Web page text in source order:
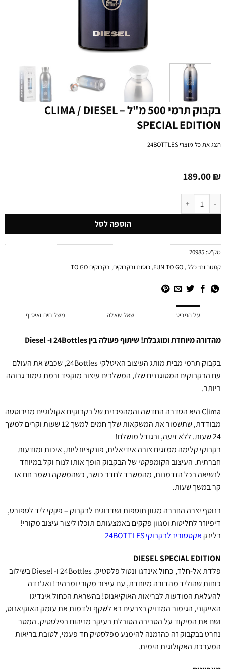
בקבוק תרמי 500 מ"ל CLIMA / DIESEL –
SPECIAL EDITION
הצג את כל מוצרי24BOTTLES
189.00₪
כמות של בקבוק תרמי 500 מ"ל CLIMA / DIESEL - SPECIAL EDITION
הוספה לסל
מק"ט:20985
קטגוריות:כללי,
FUN TO GO
,כוסות ובקבוקים,בקבוקים TO GO
על הפריט שאל שאלה משלוחים ואיסוף
מהדורה מיוחדת ומוגבלת! שיתוף פעולה בין 24Bottles ו- Diesel
בקבוק תרמי מבית מותג העיצוב האיטלקי 24Bottles, שכבש את העולם
עם הבקבוקים המסוגננים שלו, המשלבים עיצוב מוקפד ורמת גימור גבוהה
ביותר.
Clima היא הסדרה החדשה והמהפכנית של בקבוקים אקולוגיים מנירוסטה
מבודדת, שתשמור את המשקאות שלך חמים למשך 12 שעות וקרים למשך
24 שעות. ללא זיעה, ובגודל מושלם!
בקבוקי קלימה ממזגים צורה אידיאלית, פונקציונליות, איכות ומודעות
חברתית. העיצוב הקומפקטי של הבקבוק הופך אותו לנוח וקל במיוחד
לנשיאה בכל הזדמנות, מהמשרד לחדר כושר, כשהמשקה נשמר חם או
קר במשך שעות.
בנוסף יצרה החברה מגוון תוספות ושדרוגים לבקבוק – פקקי ליד לספורט,
דיפיוזר לחליטות ומגוון פקקים באמצעותם תוכלו ליצור עיצוב מקורי!
בלינקאקססוריז לבקבוקי 24BOTTLES
DIESEL SPECIAL EDITION
פלדת אל-חלד, כחול אינדגו ונטול פלסטיק. 24Bottles ו- Diesel בשילוב
כוחות שהוליד מהדורה מיוחדת, עם עיצוב מקורי ומרהיב! ואג'נדה
להעלאת המודעות לבריאות האוקיאנוס! בהשראת הכחול אינדיגו
האייקוני, הגימור המדויק בצבעים בא לשקף ולדמות את עומק האוקיאנוס,
ושם את המיקוד על הסביבה הסובלת בעיקר מזיהום בפלסטיק. המסר
נחרט בבקבוק זה כהזמנה להימנע מפלסטיק חד פעמי, לטובת בריאות
המערכת האקולוגית הימית.